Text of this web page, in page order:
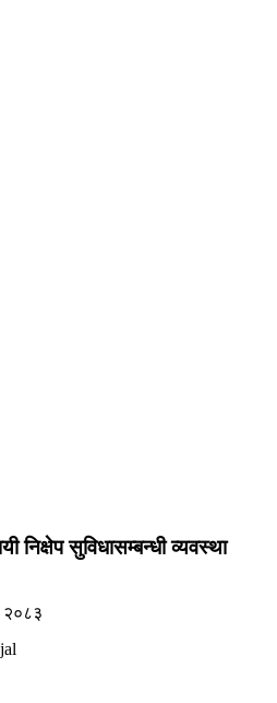
निक्षेप सुविधासम्बन्धी व्यवस्था